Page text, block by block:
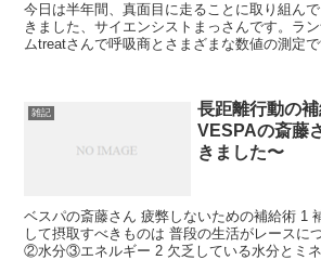
今日は半年間、真面目に走ることに取り組ん
きました、サイエンシストまっさんです。ラ
ムtreatさんで呼吸商とさまざまな数値の測定
雑記
長距離行動の
VESPAの斎藤
きました〜
ベスパの斎藤さん 疲弊しないための補給術 1
して摂取すべきものは 普段の生活がレースに
②水分③エネルギー 2 欠乏している水分とミネ